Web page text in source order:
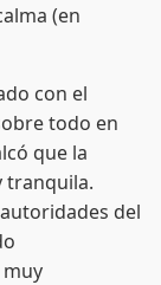
(en
con el
todo en
que la
tranquila.
del